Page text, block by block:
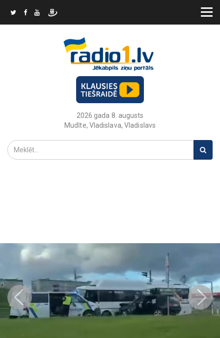
2026.gada 8. augusts
Mudīte, Vladislava, Vladislavs